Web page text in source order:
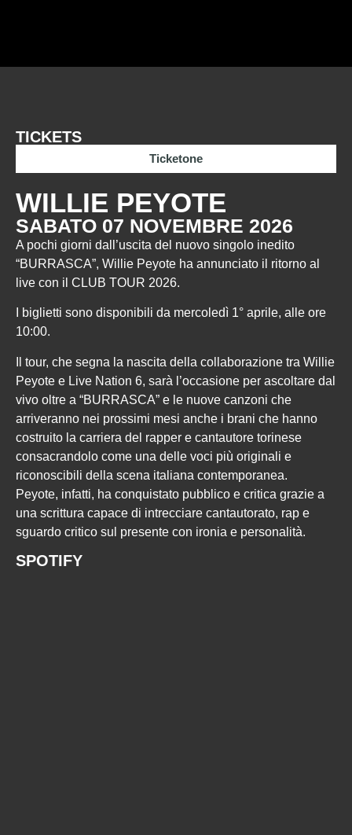
WILLIE PEYOTE
SABATO 07 NOVEMBRE 2026
A pochi giorni dall’uscita del nuovo singolo inedito
“BURRASCA”, Willie Peyote ha annunciato il ritorno al
live con il CLUB TOUR 2026.
I biglietti sono disponibili da mercoledì 1° aprile, alle ore
10:00.
Il tour, che segna la nascita della collaborazione tra Willie
Peyote e Live Nation 6, sarà l’occasione per ascoltare dal
vivo oltre a “BURRASCA” e le nuove canzoni che
arriveranno nei prossimi mesi anche i brani che hanno
costruito la carriera del rapper e cantautore torinese
consacrandolo come una delle voci più originali e
riconoscibili della scena italiana contemporanea.
Peyote, infatti, ha conquistato pubblico e critica grazie a
una scrittura capace di intrecciare cantautorato, rap e
sguardo critico sul presente con ironia e personalità.
SPOTIFY
TICKETS
Ticketone